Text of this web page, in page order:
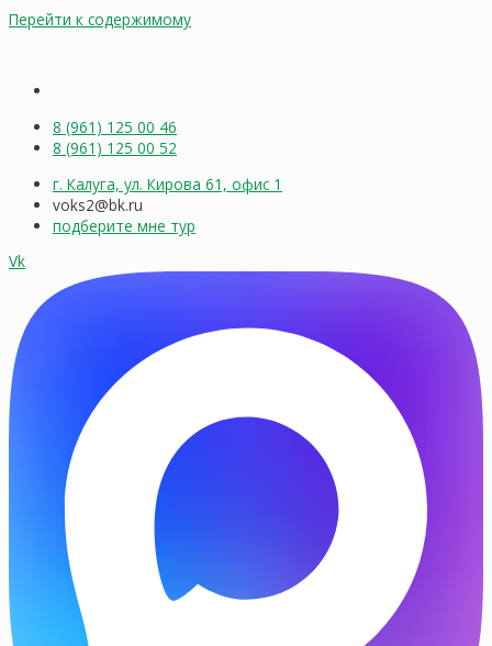
Перейти к содержимому
8 (961) 125 00 46
8 (961) 125 00 52
г. Калуга, ул. Кирова 61, офис 1
voks2@bk.ru
подберите мне тур
Vk